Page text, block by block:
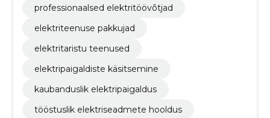
professionaalsed elektritöövõtjad
elektriteenuse pakkujad
elektritaristu teenused
elektripaigaldiste käsitsemine
kaubanduslik elektripaigaldus
tööstuslik elektriseadmete hooldus